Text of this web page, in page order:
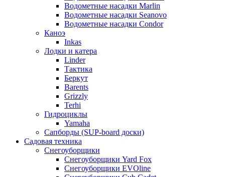
Водометные насадки Marlin
Водометные насадки Seanovo
Водометные насадки Condor
Каноэ
Inkas
Лодки и катера
Linder
Тактика
Беркут
Barents
Grizzly
Terhi
Гидроциклы
Yamaha
Сапборды (SUP-board доски)
Садовая техника
Снегоуборщики
Снегоуборщики Yard Fox
Снегоуборщики EVOline